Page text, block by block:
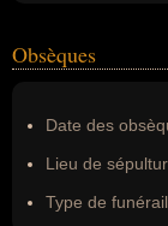
Obsèques
Date des
Lieu de
Type de